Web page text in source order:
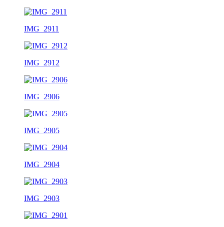
IMG_2911
IMG_2912
IMG_2906
IMG_2905
IMG_2904
IMG_2903